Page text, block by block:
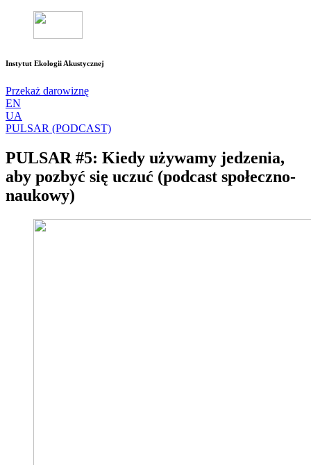
Instytut Ekologii Akustycznej
Przekaż darowiznę
EN
UA
PULSAR (PODCAST)
PULSAR #5: Kiedy używamy jedzenia,
aby pozbyć się uczuć (podcast społeczno-
naukowy)